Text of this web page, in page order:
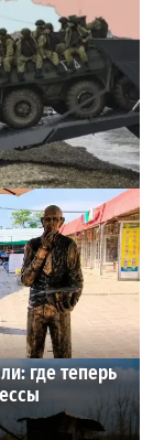
ли Одесса
где теперь